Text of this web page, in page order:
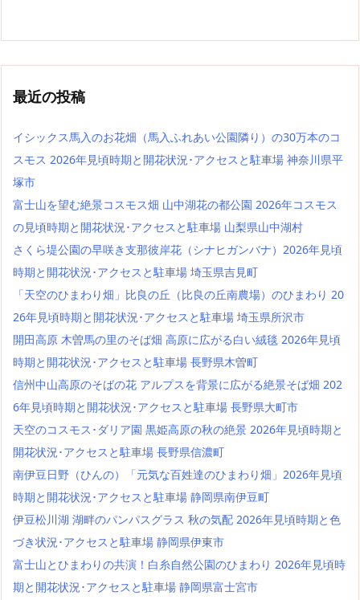
最近の投稿
イシックス馬入のお花畑（馬入ふれあい公園隣り）の30万本のコ
スモス 2026年見頃時期と開花状況･アクセスと駐車場 神奈川県平
塚市
富士山を望む絶景コスモス畑 山中湖花の都公園 2026年コスモス
の見頃時期と開花状況･アクセスと駐車場 山梨県山中湖村
さくら堤公園の早咲き支那彼岸花（シナヒガンバナ）2026年見頃
時期と開花状況･アクセスと駐車場 埼玉県吉見町
「天空のひまわり畑」比良の丘（比良の丘南農場）のひまわり 20
26年見頃時期と開花状況･アクセスと駐車場 埼玉県所沢市
開田高原 木曽馬の里のそば畑 高原に広がる白い絨毯 2026年見頃
時期と開花状況･アクセスと駐車場 長野県木曽町
信州中山高原のそばの花 アルプスを背景に広がる絶景そば畑 202
6年見頃時期と開花状況･アクセスと駐車場 長野県大町市
天空のコスモス･ダリア園 黒姫高原の秋の絶景 2026年見頃時期と
開花状況･アクセスと駐車場 長野県信濃町
南伊豆日野（ひんの）「元気な百姓達のひまわり畑」2026年見頃
時期と開花状況･アクセスと駐車場 静岡県南伊豆町
伊豆松川湖 湖畔のパンパスグラス 秋の気配 2026年見頃時期と色
づき状況･アクセスと駐車場 静岡県伊東市
富士山とひまわりの共演！白糸自然公園のひまわり 2026年見頃時
期と開花状況･アクセスと駐車場 静岡県富士宮市